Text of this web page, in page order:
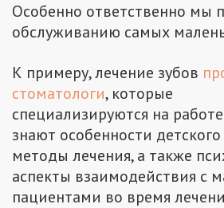
Особенно ответственно мы
обслуживанию самых
К примеру, лечение зубов
стоматологи, которые
специализируются на
знают особенности
методы лечения, а также
аспекты взаимодействия с
пациентами во время